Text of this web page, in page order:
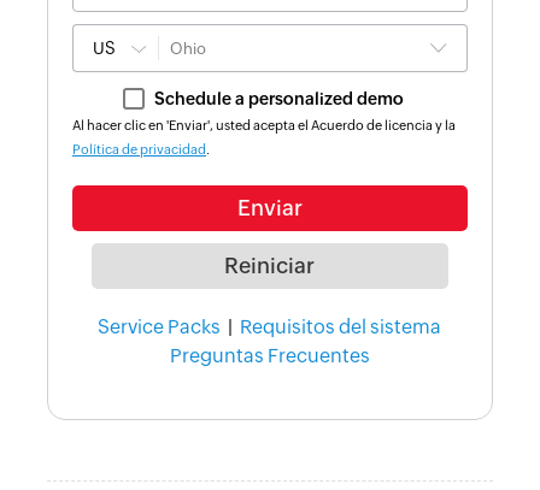
US
Schedule a personalized demo
Al hacer clic en 'Enviar', usted acepta el Acuerdo de licencia y la
Política de privacidad
Service Packs | Requisitos del sistema
Preguntas Frecuentes